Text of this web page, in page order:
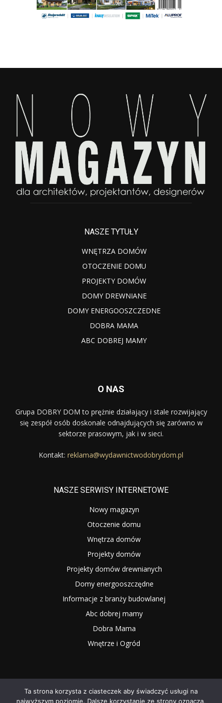
NASZE TYTUŁY
WNĘTRZA DOMÓW
OTOCZENIE DOMU
PROJEKTY DOMÓW
DOMY DREWNIANE
DOMY ENERGOOSZCZEDNE
DOBRA MAMA
ABC DOBREJ MAMY
O NAS
Grupa DOBRY DOM to prężnie działający i stale rozwijający
się zespół osób doskonale odnajdujących się zarówno w
sektorze prasowym, jak i w sieci.
Kontakt: reklama@wydawnictwodobrydom.pl
NASZE SERWISY INTERNETOWE
Nowy magazyn
Otoczenie domu
Wnętrza domów
Projekty domów
Projekty domów drewnianych
Domy energooszczędne
Informacje z branży budowlanej
Abc dobrej mamy
Dobra Mama
Wnętrze i Ogród
Ta strona korzysta z ciasteczek aby świadczyć usługi na
najwyższym poziomie. Dalsze korzystanie ze strony oznacza,